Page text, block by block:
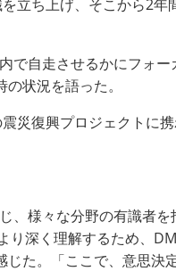
立ち上げ、そこから2
で自走させるかにフォ
状況を語った。
災復興プロジェクトに携
様々な分野の有識者
り深く理解するため、
た。「ここで、意思